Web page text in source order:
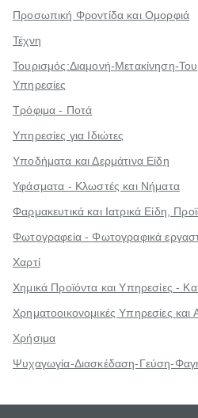
Προσωπική Φροντίδα και Ομορφιά
Τέχνη
Τουρισμός:Διαμονή-Μετακίνηση-
Υπηρεσίες
Τρόφιμα - Ποτά
Υπηρεσίες για Ιδιώτες
Υποδήματα και Δερμάτινα Είδη
Υφάσματα - Κλωστές και Νήματα
Φαρμακευτικά και Ιατρικά Είδη,
Φωτογραφεία - Φωτογραφικά
Χαρτί
Χημικά Προϊόντα και Υπηρεσίες -
Χρηματοοικονομικές Υπηρεσίες και
Χρήσιμα
Ψυχαγωγία-Διασκέδαση-Γεύση-